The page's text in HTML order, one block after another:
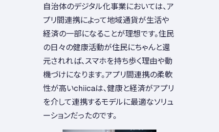
自治体のデジタル化事業においては、ア
プリ間連携によって地域通貨が生活や
経済の一部になることが理想です。住民
の日々の健康活動が住民にちゃんと還
元されれば、スマホを持ち歩く理由や動
機づけになります。アプリ間連携の柔軟
性が高いchiicaは、健康と経済がアプリ
を介して連携するモデルに最適なソリュ
ーションだったのです。